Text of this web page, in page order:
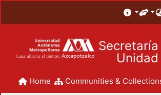
Unidad
Home Communities &